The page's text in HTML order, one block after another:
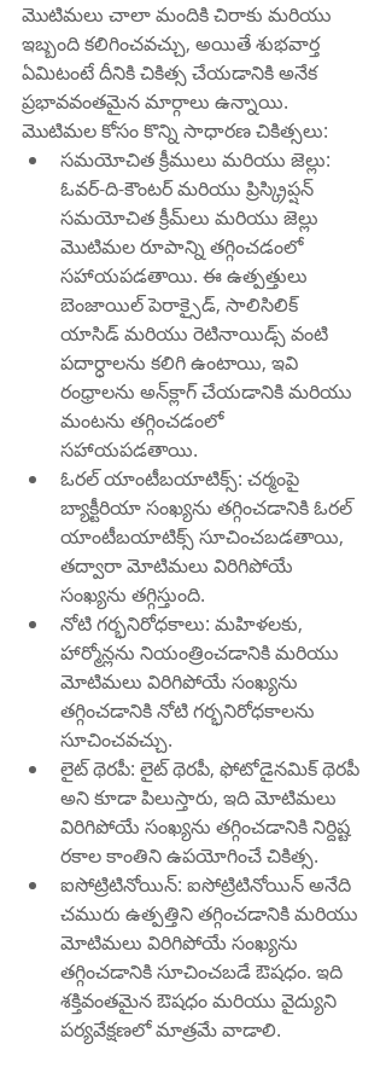
మొటిమలు చాలా మందికి చిరాకు మరియు
ఇబ్బంది కలిగించవచ్చు, అయితే శుభవార్త
ఏమిటంటే దీనికి చికిత్స చేయడానికి అనేక
ప్రభావవంతమైన మార్గాలు ఉన్నాయి.
మొటిమల కోసం కొన్ని సాధారణ చికిత్సలు:
సమయోచిత క్రీములు మరియు జెల్లు:
ఓవర్-ది-కౌంటర్ మరియు ప్రిస్క్రిప్షన్
సమయోచిత క్రీమ్‌లు మరియు జెల్లు
మొటిమల రూపాన్ని తగ్గించడంలో
సహాయపడతాయి. ఈ ఉత్పత్తులు
బెంజాయిల్ పెరాక్సైడ్, సాలిసిలిక్
యాసిడ్ మరియు రెటినాయిడ్స్ వంటి
పదార్ధాలను కలిగి ఉంటాయి, ఇవి
రంధ్రాలను అన్‌క్లాగ్ చేయడానికి మరియు
మంటను తగ్గించడంలో
సహాయపడతాయి.
ఓరల్ యాంటీబయాటిక్స్: చర్మంపై
బ్యాక్టీరియా సంఖ్యను తగ్గించడానికి ఓరల్
యాంటీబయాటిక్స్ సూచించబడతాయి,
తద్వారా మోటిమలు విరిగిపోయే
సంఖ్యను తగ్గిస్తుంది.
నోటి గర్భనిరోధకాలు: మహిళలకు,
హార్మోన్లను నియంత్రించడానికి మరియు
మోటిమలు విరిగిపోయే సంఖ్యను
తగ్గించడానికి నోటి గర్భనిరోధకాలను
సూచించవచ్చు.
లైట్ థెరపీ: లైట్ థెరపీ, ఫోటోడైనమిక్ థెరపీ
అని కూడా పిలుస్తారు, ఇది మోటిమలు
విరిగిపోయే సంఖ్యను తగ్గించడానికి నిర్దిష్ట
రకాల కాంతిని ఉపయోగించే చికిత్స.
ఐసోట్రిటినోయిన్: ఐసోట్రిటినోయిన్ అనేది
చమురు ఉత్పత్తిని తగ్గించడానికి మరియు
మోటిమలు విరిగిపోయే సంఖ్యను
తగ్గించడానికి సూచించబడే ఔషధం. ఇది
శక్తివంతమైన ఔషధం మరియు వైద్యుని
పర్యవేక్షణలో మాత్రమే వాడాలి.